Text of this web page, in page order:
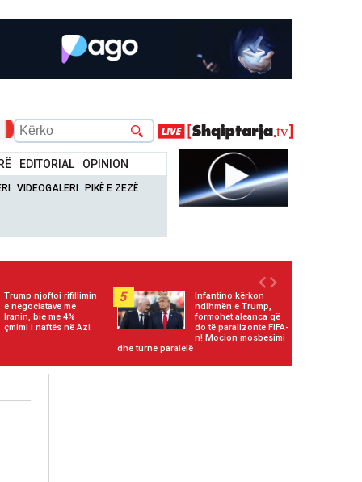
EDITORIAL OPINION
VIDEOGALERI PIKË E ZEZË
Trump njoftoi rifillimin
e negociatave me
Iranin, bie me 4%
çmimi i naftës në Azi
5
Infantino kërkon
ndihmën e Trump,
formohet aleanca që
do të paralizonte FIFA-
n! Mocion mosbesimi
dhe turne paralelë